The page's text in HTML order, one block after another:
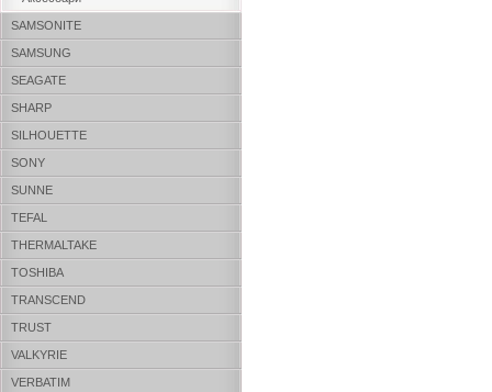
SAMSONITE
SAMSUNG
SEAGATE
SHARP
SILHOUETTE
SONY
SUNNE
TEFAL
THERMALTAKE
TOSHIBA
TRANSCEND
TRUST
VALKYRIE
VERBATIM